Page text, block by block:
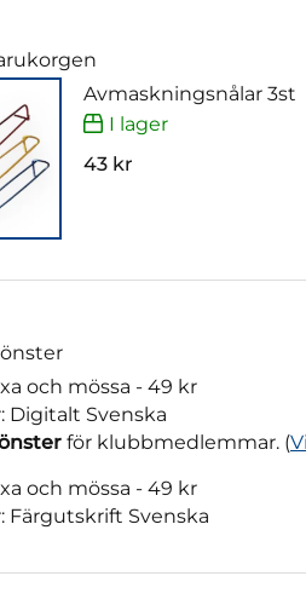
Avmaskningsnålar 3st
I lager
43 kr
och mössa - 49 kr
Digitalt Svenska
för klubbmedlemmar. (
och mössa - 49 kr
Färgutskrift Svenska